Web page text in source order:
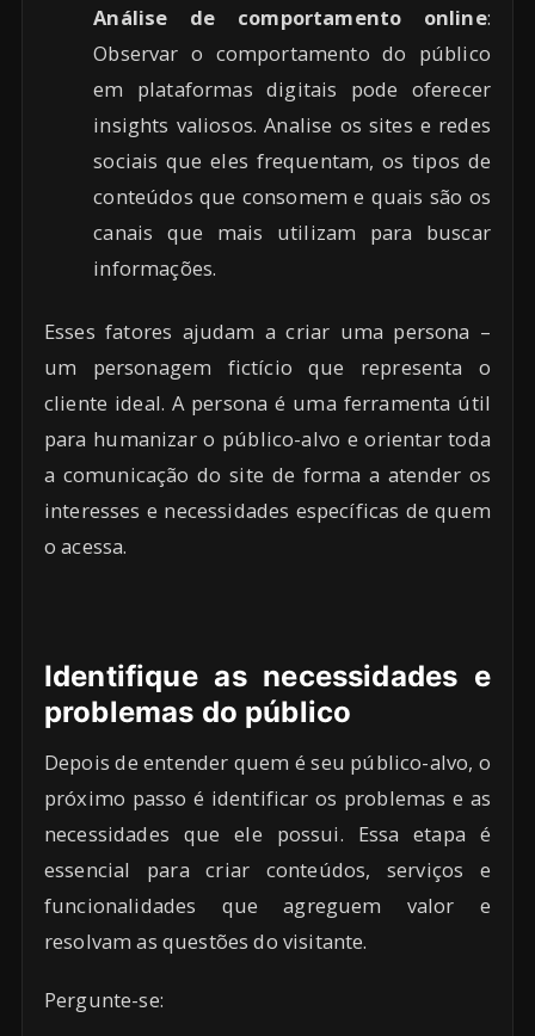
Análise de comportamento online:
Observar o comportamento do público
em plataformas digitais pode oferecer
insights valiosos. Analise os sites e redes
sociais que eles frequentam, os tipos de
conteúdos que consomem e quais são os
canais que mais utilizam para buscar
informações.
Esses fatores ajudam a criar uma persona –
um personagem fictício que representa o
cliente ideal. A persona é uma ferramenta útil
para humanizar o público-alvo e orientar toda
a comunicação do site de forma a atender os
interesses e necessidades específicas de quem
o acessa.
Identifique as necessidades e
problemas do público
Depois de entender quem é seu público-alvo, o
próximo passo é identificar os problemas e as
necessidades que ele possui. Essa etapa é
essencial para criar conteúdos, serviços e
funcionalidades que agreguem valor e
resolvam as questões do visitante.
Pergunte-se: